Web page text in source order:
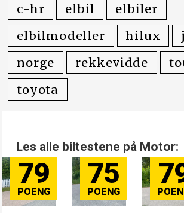
c-hr
elbil
elbiler
elbilmodeller
hilux
norge
rekkevidde
toyota
Les alle biltestene på Motor:
79 76